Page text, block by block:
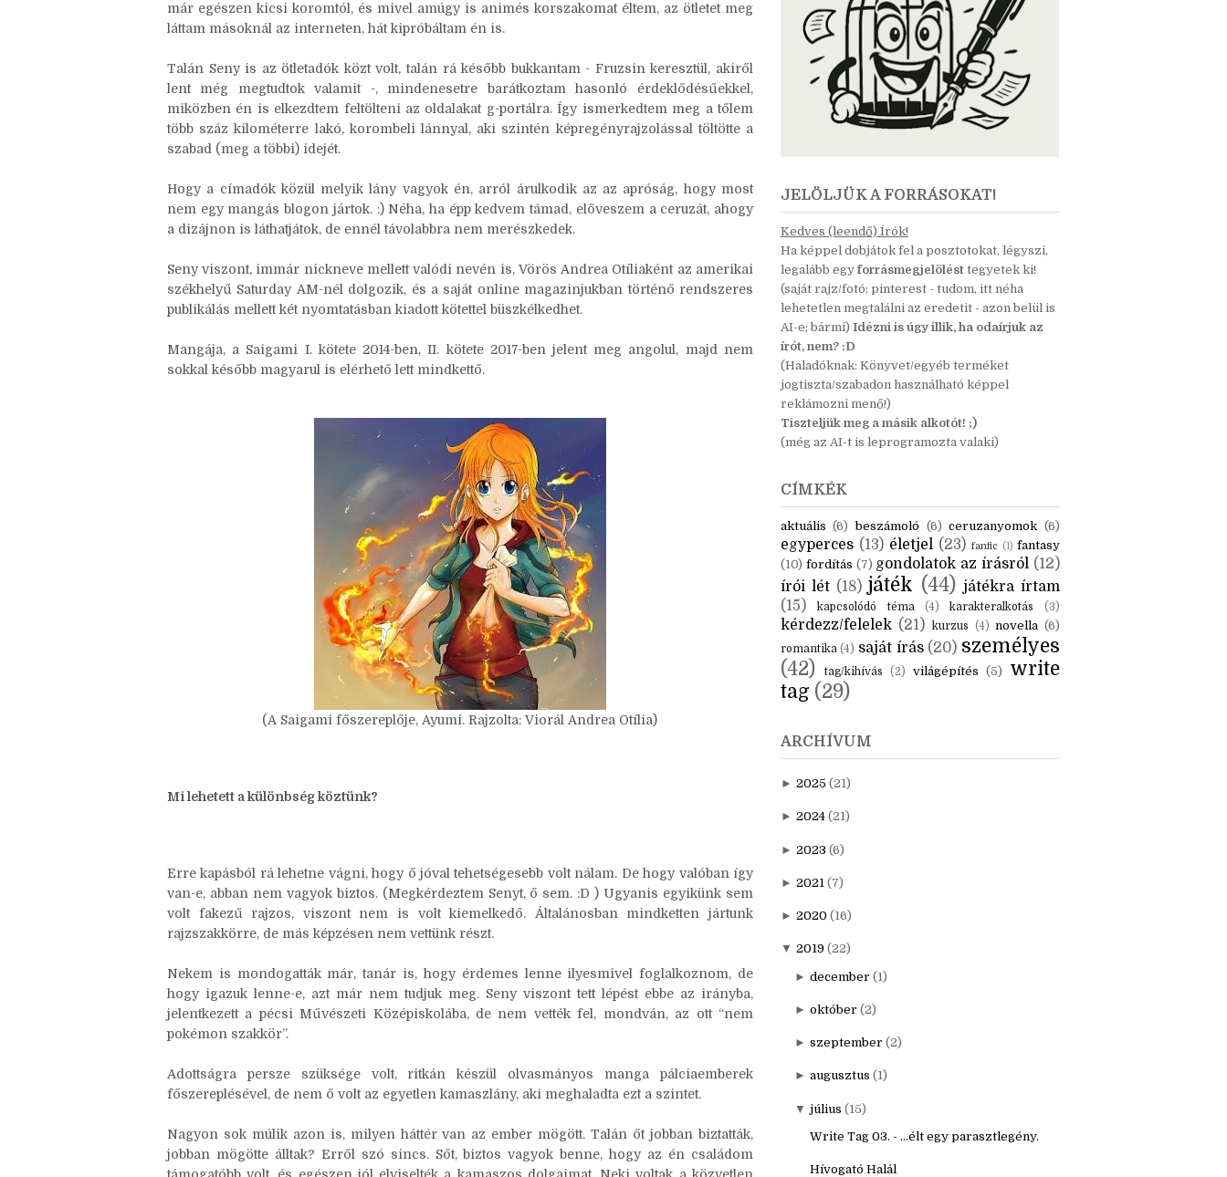
már egészen kicsi koromtól, és mivel amúgy is animés korszakomat éltem, az ötletet meg
láttam másoknál az interneten, hát kipróbáltam én is.
Talán Seny is az ötletadók közt volt, talán rá később bukkantam - Fruzsin keresztül, akiről
lent még megtudtok valamit -, mindenesetre barátkoztam hasonló érdeklődésűekkel,
több száz kilométerre lakó, korombeli lánnyal, aki szintén képregényrajzolással töltötte a
szabad (meg a többi) idejét.
nem egy mangás blogon jártok. :) Néha, ha épp kedvem támad, előveszem a ceruzát, ahogy
a dizájnon is láthatjátok, de ennél távolabbra nem merészkedek.
székhelyű Saturday AM-nél dolgozik, és a saját online magazinjukban történő rendszeres
publikálás mellett két nyomtatásban kiadott kötettel büszkélkedhet.
sokkal később magyarul is elérhető lett mindkettő.
Erre kapásból rá lehetne vágni, hogy ő jóval tehetségesebb volt nálam. De hogy valóban így
volt fakezű rajzos, viszont nem is volt kiemelkedő. Általánosban mindketten jártunk
rajzszakkörre, de más képzésen nem vettünk részt.
Nekem is mondogatták már, tanár is, hogy érdemes lenne ilyesmivel foglalkoznom, de
jelentkezett a pécsi Művészeti Középiskolába, de nem vették fel, mondván, az ott “nem
pokémon szakkör”.
Adottságra persze szüksége volt, ritkán készül olvasmányos manga pálciaemberek
főszereplésével, de nem ő volt az egyetlen kamaszlány, aki meghaladta ezt a szintet.
JELÖLJÜK A FORRÁSOKAT!
Kedves (leendő) Írók!
Ha képpel dobjátok fel a posztotokat, légyszi,
legalább egyforrásmegjelölésttegyetek ki!
(saját rajz/fotó; pinterest - tudom, itt néha
lehetetlen megtalálni az eredetit - azon belül is
AI-e; bármi)Idézni is úgy illik, ha odaírjuk az
írót, nem? :D
(Haladóknak: Könyvet/egyéb terméket
jogtiszta/szabadon használható képpel
Tiszteljük meg a másik alkotót! ;)
CÍMKÉK
aktuális (6) beszámoló (6) ceruzanyomok (6)
egyperces (13) életjel (23) fanfic (1) fantasy
(10) fordítás (7) gondolatok az írásról (12)
írói lét
(18) játék (44) játékra írtam
(15)
kapcsolódó téma (4) karakteralkotás (3)
kérdezz/felelek
tag/kihívás
tag (29)
► 2025 (21)
► 2024 (21)
► 2023 (6)
► 2021 (7)
2020 (16)
2019 (22)
► december (1)
► október (2)
► szeptember
►augusztus (1)
▼július (15)